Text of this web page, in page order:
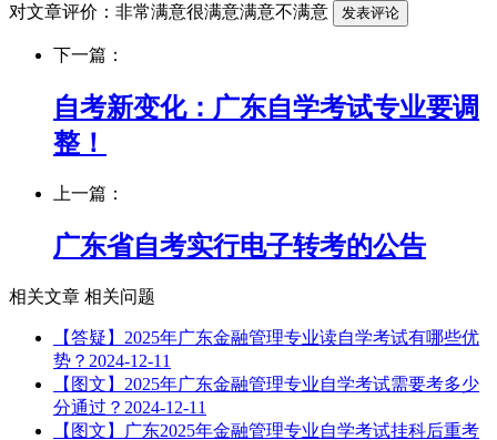
对文章评价： 非常满意很满意满意不满意
下一篇：
自考新变化：广东自学考试专业要调
整！
上一篇：
广东省自考实行电子转考的公告
相关文章 相关问题
【答疑】2025年广东金融管理专业读自学考试有哪些优
势？ 2024-12-11
【图文】2025年广东金融管理专业自学考试需要考多少
分通过？ 2024-12-11
【图文】广东2025年金融管理专业自学考试挂科后重考